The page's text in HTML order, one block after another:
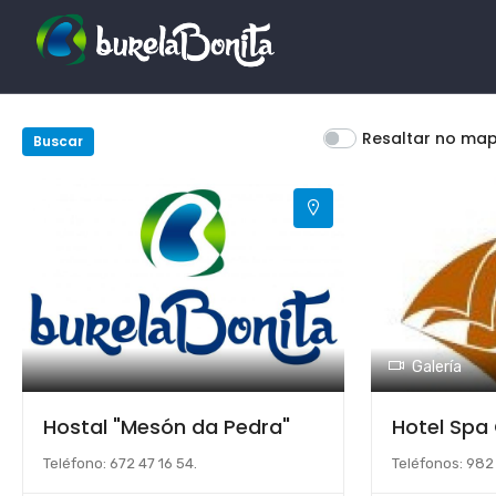
Buscar Resaltar no
Hostal "Mesón da Pedra"
Teléfono: 672 47 16 54.
Galería
Hotel
Teléfonos: 982